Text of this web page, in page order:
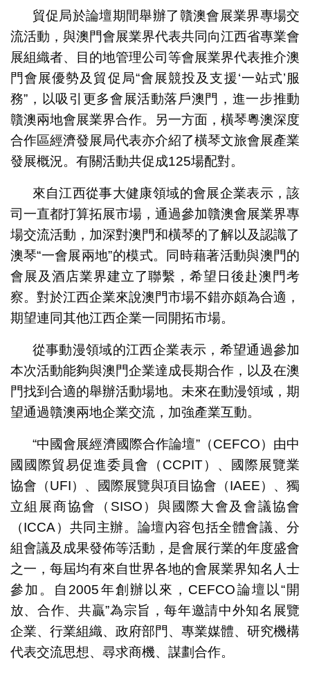
貿促局於論壇期間舉辦了贛澳會展業界專場交
流活動，與澳門會展業界代表共同向江西省專業會
展組織者、目的地管理公司等會展業界代表推介澳
門會展優勢及貿促局“會展競投及支援‘一站式’服
務”，以吸引更多會展活動落戶澳門，進一步推動
贛澳兩地會展業界合作。另一方面，橫琴粵澳深度
合作區經濟發展局代表亦介紹了橫琴文旅會展產業
發展概況。有關活動共促成125場配對。
來自江西從事大健康領域的會展企業表示，該
司一直都打算拓展市場，通過參加贛澳會展業界專
場交流活動，加深對澳門和橫琴的了解以及認識了
澳琴“一會展兩地”的模式。同時藉著活動與澳門的
會展及酒店業界建立了聯繫，希望日後赴澳門考
察。對於江西企業來說澳門市場不錯亦頗為合適，
期望連同其他江西企業一同開拓市場。
從事動漫領域的江西企業表示，希望通過參加
本次活動能夠與澳門企業達成長期合作，以及在澳
門找到合適的舉辦活動場地。未來在動漫領域，期
望通過贛澳兩地企業交流，加強產業互動。
“中國會展經濟國際合作論壇”（CEFCO）由中
國國際貿易促進委員會（CCPIT）、國際展覽業
協會（UFI）、國際展覽與項目協會（IAEE）、獨
立組展商協會（SISO）與國際大會及會議協會
（ICCA）共同主辦。論壇內容包括全體會議、分
組會議及成果發佈等活動，是會展行業的年度盛會
之一，每屆均有來自世界各地的會展業界知名人士
參加。自2005年創辦以來，CEFCO論壇以“開
放、合作、共贏”為宗旨，每年邀請中外知名展覽
企業、行業組織、政府部門、專業媒體、研究機構
代表交流思想、尋求商機、謀劃合作。